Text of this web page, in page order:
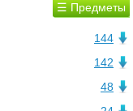
☰ Предметы
144
142
48